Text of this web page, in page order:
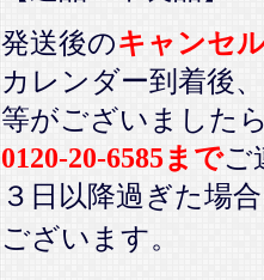
発送後のキャンセ
カレンダー到着後、
等がございました
0120-20-6585までご
３日以降過ぎた場
ございます。